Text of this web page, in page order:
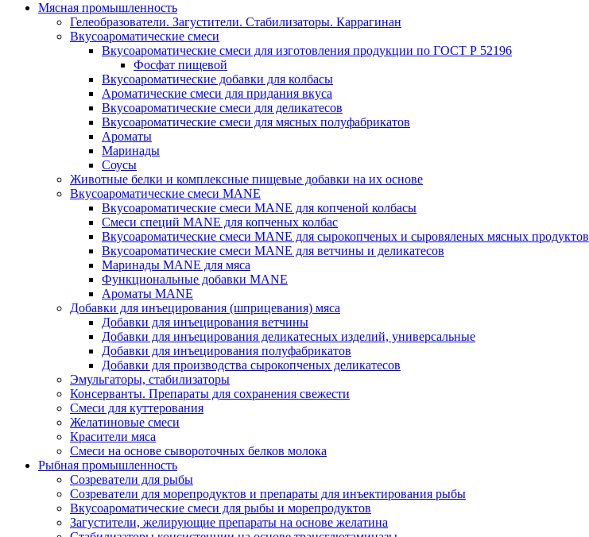
Мясная промышленность
Гелеобразователи. Загустители. Стабилизаторы. Каррагинан
Вкусоароматические смеси
Вкусоароматические смеси для изготовления продукции по ГОСТ Р 52196
Фосфат пищевой
Вкусоароматические добавки для колбасы
Ароматические смеси для придания вкуса
Вкусоароматические смеси для деликатесов
Вкусоароматические смеси для мясных полуфабрикатов
Ароматы
Маринады
Соусы
Животные белки и комплексные пищевые добавки на их основе
Вкусоароматические смеси MANE
Вкусоароматические смеси MANE для копченой колбасы
Смеси специй MANE для копченых колбас
Вкусоароматические смеси MANE для сырокопченых и сыровяленых мясных продуктов
Вкусоароматические смеси MANE для ветчины и деликатесов
Маринады MANE для мяса
Функциональные добавки MANE
Ароматы MANE
Добавки для инъецирования (шприцевания) мяса
Добавки для инъецирования ветчины
Добавки для инъецирования деликатесных изделий, универсальные
Добавки для инъецирования полуфабрикатов
Добавки для производства сырокопченых деликатесов
Эмульгаторы, стабилизаторы
Консерванты. Препараты для сохранения свежести
Смеси для куттерования
Желатиновые смеси
Красители мяса
Смеси на основе сывороточных белков молока
Рыбная промышленность
Созреватели для рыбы
Созреватели для морепродуктов и препараты для инъектирования рыбы
Вкусоароматические смеси для рыбы и морепродуктов
Загустители, желирующие препараты на основе желатина